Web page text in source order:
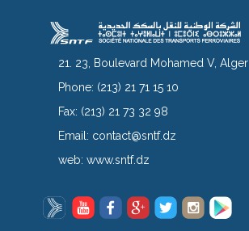
21. 23, Boulevard Mohamed V, Alger
Phone: (213) 21 71 15 10
Fax: (213) 21 73 32 98
Email: contact@sntf.dz
web:www.sntf.dz